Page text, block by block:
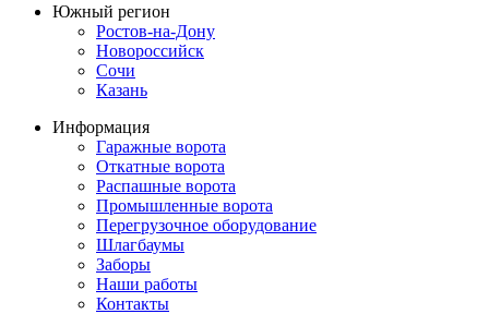
Южный регион
Ростов-на-Дону
Новороссийск
Сочи
Казань
Информация
Гаражные ворота
Откатные ворота
Распашные ворота
Промышленные ворота
Перегрузочное оборудование
Шлагбаумы
Заборы
Наши работы
Контакты